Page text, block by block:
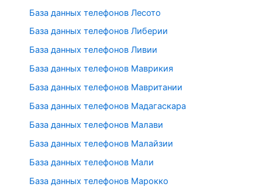
База данных телефонов Лесото
База данных телефонов Либерии
База данных телефонов Ливии
База данных телефонов Маврикия
База данных телефонов Мавритании
База данных телефонов Мадагаскара
База данных телефонов Малави
База данных телефонов Малайзии
База данных телефонов Мали
База данных телефонов Марокко